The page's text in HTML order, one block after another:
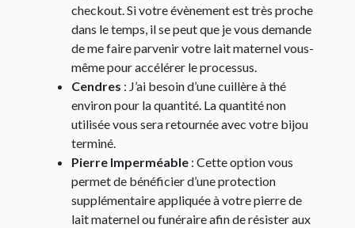
checkout. Si votre évènement est très proche
dans le temps, il se peut que je vous demande
de me faire parvenir votre lait maternel vous-
même pour accélérer le processus.
Cendres : J’ai besoin d’une cuillère à thé
environ pour la quantité. La quantité non
utilisée vous sera retournée avec votre bijou
terminé.
Pierre Imperméable : Cette option vous
permet de bénéficier d’une protection
supplémentaire appliquée à votre pierre de
lait maternel ou funéraire afin de résister aux